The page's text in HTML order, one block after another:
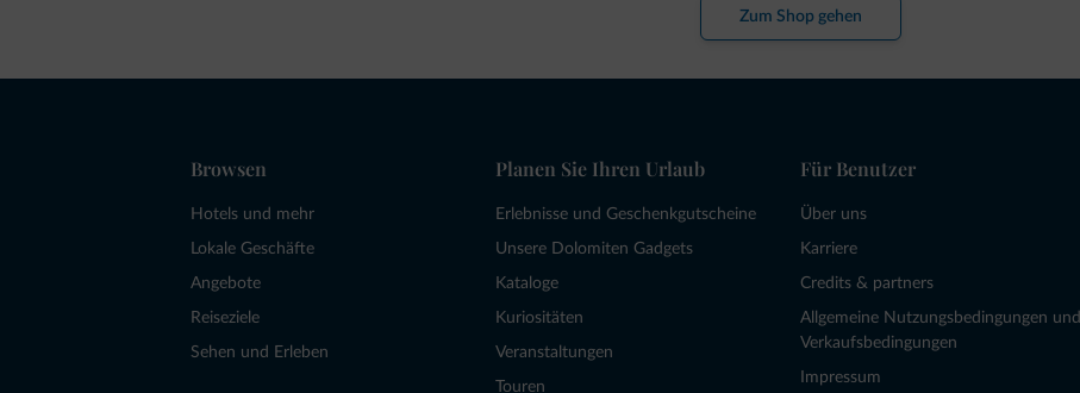
Zum Shop gehen
Browsen
Hotels und mehr
Lokale Geschäfte
Angebote
Reiseziele
Sehen und Erleben
Planen Sie Ihren Urlaub
Erlebnisse und Geschenkgutscheine
Unsere Dolomiten Gadgets
Kataloge
Kuriositäten
Veranstaltungen
Touren
Für Benutzer
Über uns
Karriere
Credits & partners
Allgemeine Nutzungsbedingungen und
Verkaufsbedingungen
Impressum